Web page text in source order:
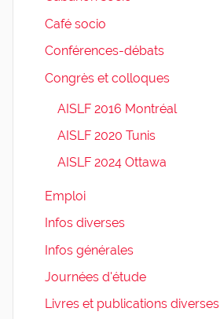
Café socio
Conférences-débats
Congrès et colloques
AISLF 2016 Montréal
AISLF 2020 Tunis
AISLF 2024 Ottawa
Emploi
Infos diverses
Infos générales
Journées d'étude
Livres et publications diverses